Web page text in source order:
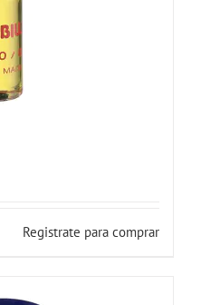
Registrate para comprar